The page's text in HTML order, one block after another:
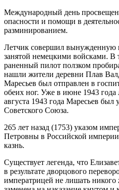
Международный день
опасности и помощи в
разминированием.
Летчик совершил вынужденную
занятой немецкими войсками. В
раненный пилот ползком
нашли жители деревни Плав
Маресьев был отправлен в
обеих ног. Уже в июне 1943 года
августа 1943 года Маресьев был
Советского Союза.
265 лет назад (1753) указом
Петровны в Российской
казнь.
Существует легенда, что
в результате дворцового
императрицей не лишать никого